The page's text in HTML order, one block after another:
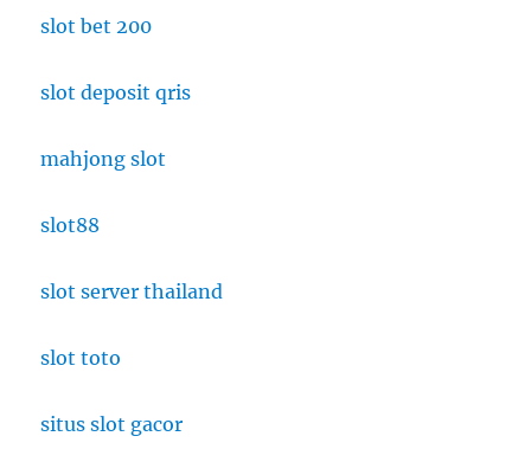
slot bet 200
slot deposit qris
mahjong slot
slot88
slot server thailand
slot toto
situs slot gacor